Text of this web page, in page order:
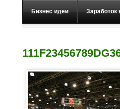
Бизнес идеи Заработок